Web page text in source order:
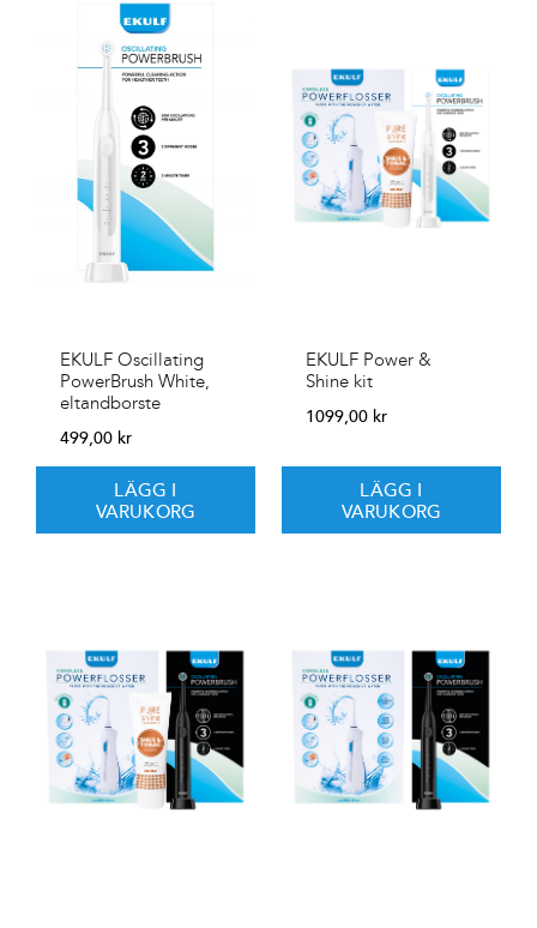
EKULF Oscillating
PowerBrush White,
eltandborste
499,00 kr
LÄGG I
VARUKORG
EKULF Power &
Shine kit
1099,00 kr
LÄGG I
VARUKORG